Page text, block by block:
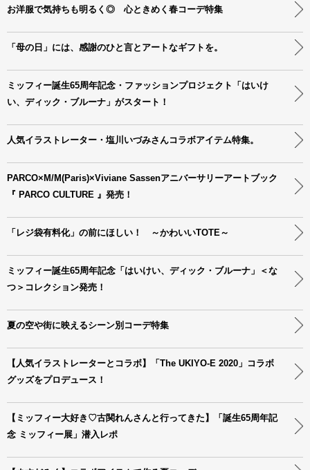
お洋服で気持ちも明るく◎ 心ときめく春コーデ特集
「母の日」には、感謝のひと言とアートなギフトを。
ミッフィー誕生65周年記念・ファッションプロジェクト「はいけ
い、ディック・ブルーナ」がスタート！
人気イラストレーター・塩川いづみさんコラボアイテム特集。
PARCO×M/M(Paris)×Viviane Sassenアニバーサリーアートブック
『 PARCO CULTURE 』発売！
「レジ袋有料化」の前にほしい！ ～かわいいTOTE～
ミッフィー誕生65周年記念「はいけい、ディック・ブルーナ」＜な
つ＞コレクション発売！
夏の空や街に映えるシーン別コーデ特集
【人気イラストレーターとコラボ】「The UKIYO-E 2020」コラボ
グッズをプロデュース！
【ミッフィー大好き♡古関れんさんと行ってきた】「誕生65周年記
念 ミッフィー展」潜入レポ